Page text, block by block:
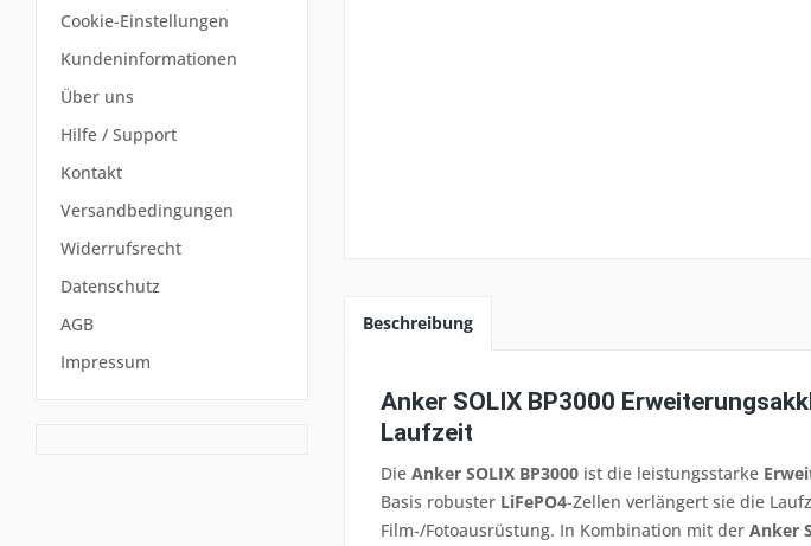
Cookie-Einstellungen
Kundeninformationen
Über uns
Hilfe / Support
Kontakt
Versandbedingungen
Widerrufsrecht
Datenschutz
AGB
Impressum
Beschreibung
Anker SOLIX BP3000
Laufzeit
Die Anker SOLIX BP3000 ist die leistungsstarke
Basis robuster LiFePO4-Zellen verlängert sie die
Film-/Fotoausrüstung. In Kombination mit der Anker